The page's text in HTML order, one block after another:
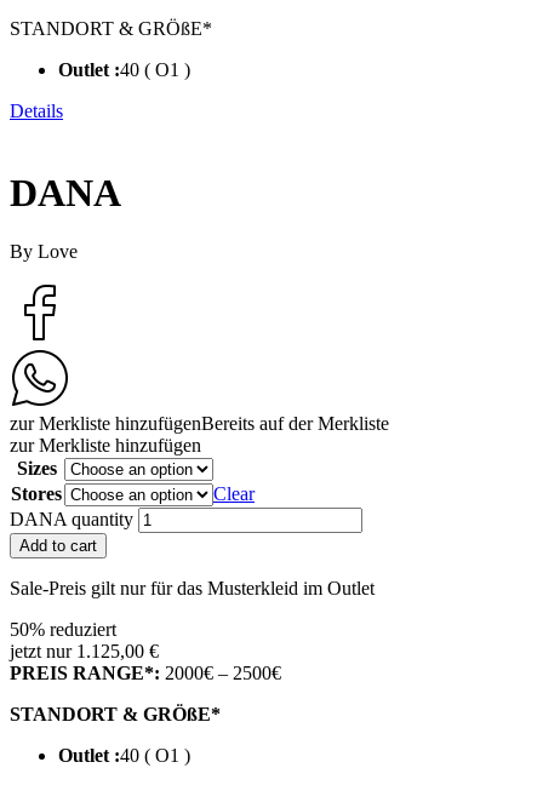
STANDORT & GRÖßE*
Outlet :40 ( O1 )
Details
DANA
By Love
zur Merkliste hinzufügenBereits auf der Merkliste
zur Merkliste hinzufügen
Sizes
Stores
Clear
DANA quantity
Add to cart
Sale-Preis gilt nur für das Musterkleid im Outlet
50% reduziert
jetzt nur 1.125,00 €
PREIS RANGE*: 2000€ – 2500€
STANDORT & GRÖßE*
Outlet :40 ( O1 )